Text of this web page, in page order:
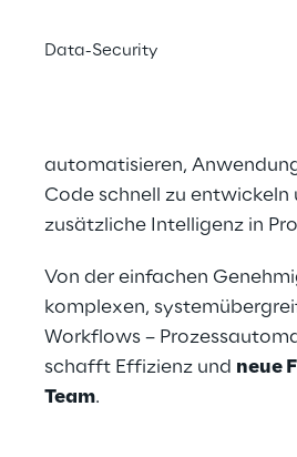
Data-Security
In einer zunehmend
wird Prozessoptimierung
.
Power Platform ermöglicht
automatisieren,
Code schnell zu entwickeln
zusätzliche Intelligenz in
Von der einfachen
komplexen,
Workflows –
schafft Effizienz und neue
Team.